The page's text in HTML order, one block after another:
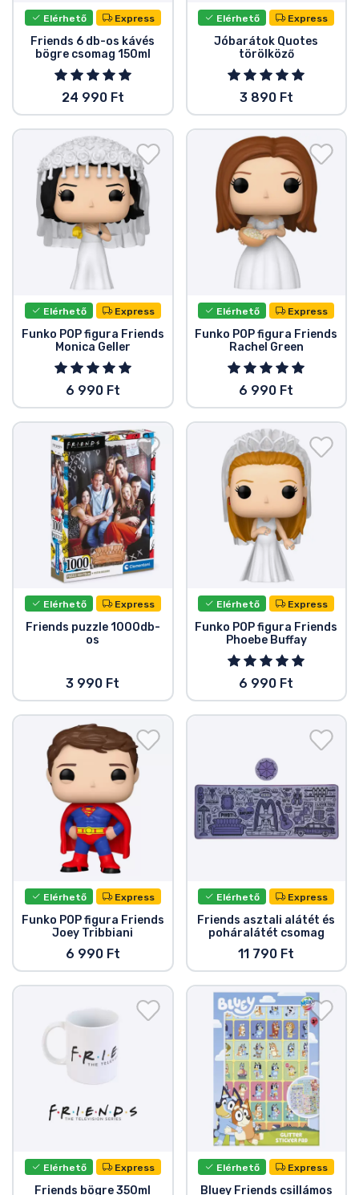
Elérhető Express
Friends 6 db-os kávés
bögre csomag 150ml
24 990 Ft
Elérhető Express
Jóbarátok Quotes
törölköző
3 890 Ft
Elérhető Express
Funko POP figura Friends
Monica Geller
6 990 Ft
Elérhető Express
Funko POP figura Friends
Rachel Green
6 990 Ft
Elérhető Express
Friends puzzle 1000db-
os
3 990 Ft
Elérhető Express
Funko POP figura Friends
Phoebe Buffay
6 990 Ft
Elérhető Express
Funko POP figura Friends
Joey Tribbiani
6 990 Ft
Elérhető Express
Friends asztali alátét és
poháralátét csomag
11 790 Ft
Elérhető Express
Friends bögre 350ml
Elérhető Express
Bluey Friends csillámos
Terméktípusok
Márkák